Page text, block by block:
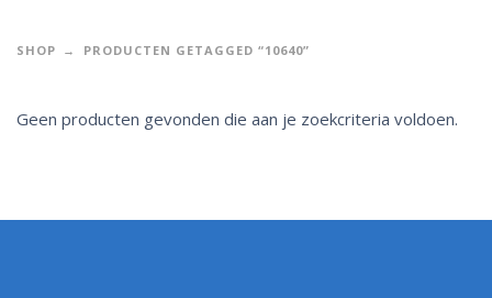
SHOP PRODUCTEN GETAGGED “10640”
Geen producten gevonden die aan je zoekcriteria voldoen.